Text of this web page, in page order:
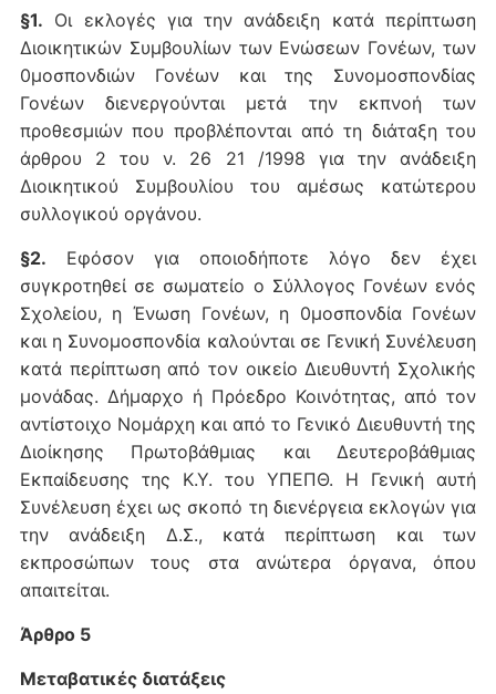
§1. Οι εκλογές για την ανάδειξη κατά περίπτωση
Διοικητικών Συμβουλίων των Ενώσεων Γονέων, των
0μοσπονδιών Γονέων και της Συνομοσπονδίας
Γονέων διενεργούνται μετά την εκπνοή των
προθεσμιών που προβλέπονται από τη διάταξη του
άρθρου 2 του ν. 26 21 /1998 για την ανάδειξη
Διοικητικού Συμβουλίου του αμέσως κατώτερου
συλλογικού οργάνου.
§2. Εφόσον για οποιοδήποτε λόγο δεν έχει
συγκροτηθεί σε σωματείο ο Σύλλογος Γονέων ενός
Σχολείου, η Ένωση Γονέων, η 0μοσπονδία Γονέων
και η Συνομοσπονδία καλούνται σε Γενική Συνέλευση
κατά περίπτωση από τον οικείο Διευθυντή Σχολικής
μονάδας. Δήμαρχο ή Πρόεδρο Κοινότητας, από τον
αντίστοιχο Νομάρχη και από το Γενικό Διευθυντή της
Διοίκησης Πρωτοβάθμιας και Δευτεροβάθμιας
Εκπαίδευσης της Κ.Υ. του ΥΠΕΠΘ. Η Γενική αυτή
Συνέλευση έχει ως σκοπό τη διενέργεια εκλογών για
την ανάδειξη Δ.Σ., κατά περίπτωση και των
εκπροσώπων τους στα ανώτερα όργανα, όπου
απαιτείται.
Άρθρο 5
Μεταβατικές διατάξεις